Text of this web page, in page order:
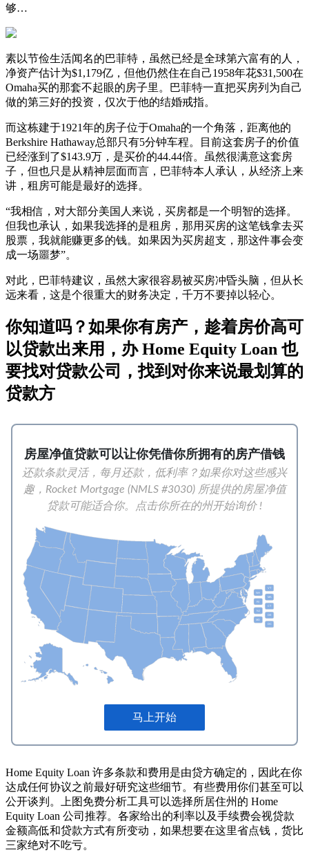
够…
素以节俭生活闻名的巴菲特，虽然已经是全球第六富有的人，
净资产估计为$1,179亿，但他仍然住在自己1958年花$31,500在
Omaha买的那套不起眼的房子里。巴菲特一直把买房列为自己
做的第三好的投资，仅次于他的结婚戒指。
而这栋建于1921年的房子位于Omaha的一个角落，距离他的
Berkshire Hathaway总部只有5分钟车程。目前这套房子的价值
已经涨到了$143.9万，是买价的44.44倍。虽然很满意这套房
子，但也只是从精神层面而言，巴菲特本人承认，从经济上来
讲，租房可能是最好的选择。
“我相信，对大部分美国人来说，买房都是一个明智的选择。
但我也承认，如果我选择的是租房，那用买房的这笔钱拿去买
股票，我就能赚更多的钱。如果因为买房超支，那这件事会变
成一场噩梦”。
对此，巴菲特建议，虽然大家很容易被买房冲昏头脑，但从长
远来看，这是个很重大的财务决定，千万不要掉以轻心。
你知道吗？如果你有房产，趁着房价高可
以贷款出来用，办 Home Equity Loan 也
要找对贷款公司，找到对你来说最划算的
贷款方
Home Equity Loan 许多条款和费用是由贷方确定的，因此在你
达成任何协议之前最好研究这些细节。有些费用你们甚至可以
公开谈判。上图免费分析工具可以选择所居住州的 Home
Equity Loan 公司推荐。各家给出的利率以及手续费会视贷款
金额高低和贷款方式有所变动，如果想要在这里省点钱，货比
三家绝对不吃亏。